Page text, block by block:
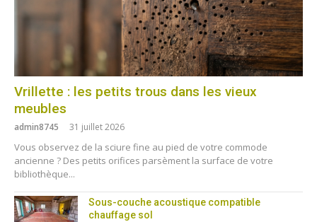
Vrillette : les petits trous dans les vieux
meubles
admin8745 31 juillet 2026
Vous observez de la sciure fine au pied de votre commode
ancienne ? Des petits orifices parsèment la surface de votre
bibliothèque...
Sous-couche acoustique compatible
chauffage sol